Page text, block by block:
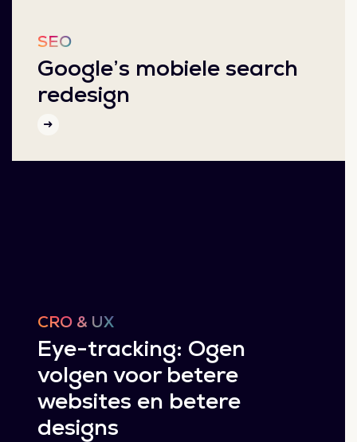
SEO
Google’s mobiele search
redesign
CRO & UX
Eye-tracking: Ogen
volgen voor betere
websites en betere
designs